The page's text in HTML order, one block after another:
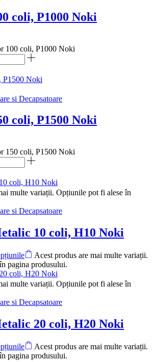
coli, P1000 Noki
100 coli, P1000 Noki
si Decapsatoare
coli, P1500 Noki
150 coli, P1500 Noki
multe variații. Opțiunile pot fi alese în
si Decapsatoare
10 coli, H10 Noki
Acest produs are mai multe variații.
pagina produsului.
multe variații. Opțiunile pot fi alese în
si Decapsatoare
20 coli, H20 Noki
Acest produs are mai multe variații.
pagina produsului.